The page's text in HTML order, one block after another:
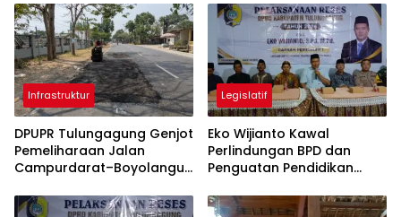
Berkelanjutan
Infrastruktur
DPUPR Tulungagung Genjot
Pemeliharaan Jalan
Campurdarat–Boyolangu,
Diperbaiki
Legislatif
Eko Wijianto Kawal
Perlindungan BPD dan
Penguatan Pendidikan